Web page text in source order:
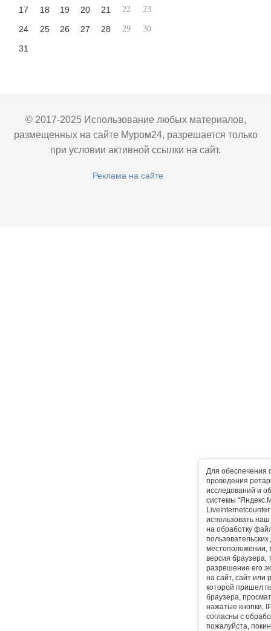
Для обеспечения
проведения
исследований и
системы
использовать
на обработку
местоположении,
версия браузера,
разрешение его
на сайт, сайт или
которой пришел
браузера,
нажатые кнопки,
согласны с
пожалуйста,
17 18 19 20 21 22 23
24 25 26 27 28 29 30
31
© 2017-2025 Использование любых материалов,
размещенных на сайте Муром24, разрешается только
при условии активной ссылки на сайт.
Реклама на сайте